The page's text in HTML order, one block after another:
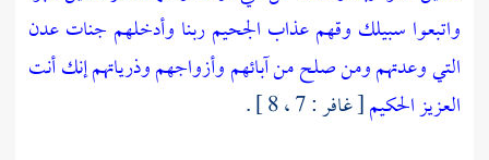
واتبعوا سبيلك وقهم عذاب الجحيم ربنا وأدخلهم جنات عدن
التي وعدتهم ومن صلح من آبائهم وأزواجهم وذرياتهم إنك أنت
العزيز الحكيم[ غافر : 7 ، 8 ] .